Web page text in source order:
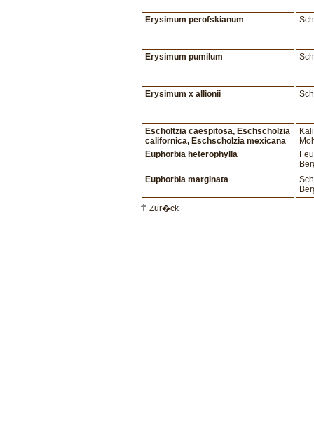
Erysimum perofskianum
Erysimum pumilum
Erysimum x allionii
Escholtzia caespitosa, Eschscholzia
californica, Eschscholzia mexicana
Euphorbia heterophylla
Euphorbia marginata
Zur�ck